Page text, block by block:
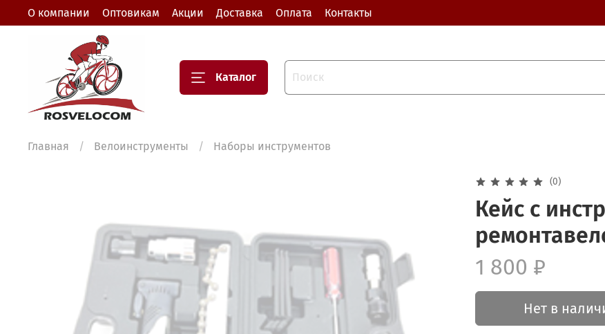
О компании Оптовикам Акции Доставка Оплата Контакты
Каталог
Главная Велоинструменты Наборы инструментов
(0)
Кейс с
1 800 ₽
Нет в